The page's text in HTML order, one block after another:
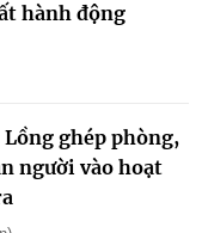
hành động
Lồng ghép phòng,
người vào hoạt